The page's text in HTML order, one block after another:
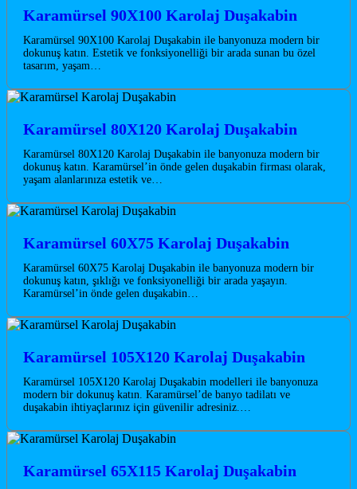
Karamürsel 90X100 Karolaj Duşakabin
Karamürsel 90X100 Karolaj Duşakabin ile banyonuza modern bir
dokunuş katın. Estetik ve fonksiyonelliği bir arada sunan bu özel
tasarım, yaşam…
Karamürsel 80X120 Karolaj Duşakabin
Karamürsel 80X120 Karolaj Duşakabin ile banyonuza modern bir
dokunuş katın. Karamürsel’in önde gelen duşakabin firması olarak,
yaşam alanlarınıza estetik ve…
Karamürsel 60X75 Karolaj Duşakabin
Karamürsel 60X75 Karolaj Duşakabin ile banyonuza modern bir
dokunuş katın, şıklığı ve fonksiyonelliği bir arada yaşayın.
Karamürsel’in önde gelen duşakabin…
Karamürsel 105X120 Karolaj Duşakabin
Karamürsel 105X120 Karolaj Duşakabin modelleri ile banyonuza
modern bir dokunuş katın. Karamürsel’de banyo tadilatı ve
duşakabin ihtiyaçlarınız için güvenilir adresiniz.…
Karamürsel 65X115 Karolaj Duşakabin